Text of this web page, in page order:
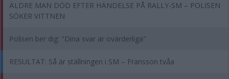
ÄLDRE MAN DÖD EFTER HÄNDELSE PÅ RALLY-SM – POLISEN
SÖKER VITTNEN
Polisen ber dig: "Dina svar är ovärderliga"
RESULTAT: Så är ställningen i SM – Fransson tvåa